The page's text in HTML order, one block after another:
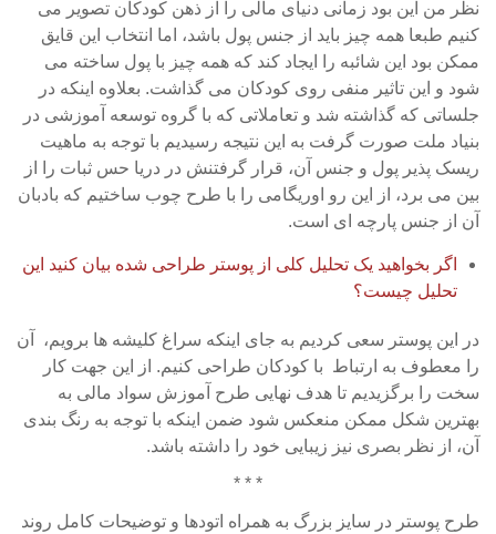
نظر من این بود زمانی دنیای مالی را از ذهن کودکان تصویر می
کنیم طبعا همه چیز باید از جنس پول باشد، اما انتخاب این قایق
ممکن بود این شائبه را ایجاد کند که همه چیز با پول ساخته می
شود و این تاثیر منفی روی کودکان می گذاشت. بعلاوه اینکه در
جلساتی که گذاشته شد و تعاملاتی که با گروه توسعه آموزشی در
بنیاد ملت صورت گرفت به این نتیجه رسیدیم با توجه به ماهیت
ریسک پذیر پول و جنس آن، قرار گرفتنش در دریا حس ثبات را از
بین می برد، از این رو اوریگامی را با طرح چوب ساختیم که بادبان
آن از جنس پارچه ای است.
اگر بخواهید یک تحلیل کلی از پوستر طراحی شده بیان کنید این
تحلیل چیست؟
در این پوستر سعی کردیم به جای اینکه سراغ کلیشه ها برویم، آن
را معطوف به ارتباط با کودکان طراحی کنیم. از این جهت کار
سخت را برگزیدیم تا هدف نهایی طرح آموزش سواد مالی به
بهترین شکل ممکن منعکس شود ضمن اینکه با توجه به رنگ بندی
آن، از نظر بصری نیز زیبایی خود را داشته باشد.
* * *
طرح پوستر در سایز بزرگ به همراه اتودها و توضیحات کامل روند